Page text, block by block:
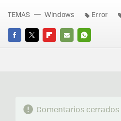
FACEBOOK
TWITTERFLIPBOARD
E-
WHATSAPP
TEMAS Windows Error
Comentarios cerrados